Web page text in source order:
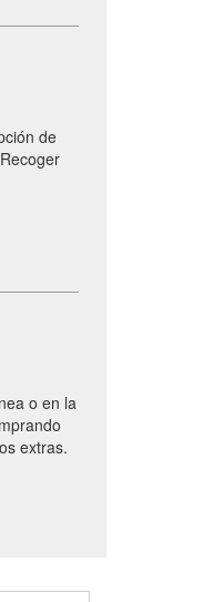
de
o en la
extras.